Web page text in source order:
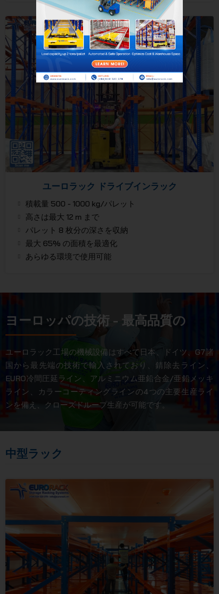
ユーロラック ドライブインラック
積載量 500 - 1000 kg/パレット
高さは最大 12 m まで
パレット 8 枚分の深さを収納
最大 65% の面積を最適化
あらゆる環境で使用可能
ヨーロッパの技術 - 最高品質の
ユーロラック工場の機械設備はすべて日本、ドイツ、G7諸
国から最先端の技術で輸入されており、錆除去ライン、
EURO冷間圧延ライン、アルミニウム亜鉛合金/亜鉛メッキ
ライン、カラーコーティングラインの4つの主要生産ライ
ンを備え、クローズドループ生産が可能です。
中型ラック